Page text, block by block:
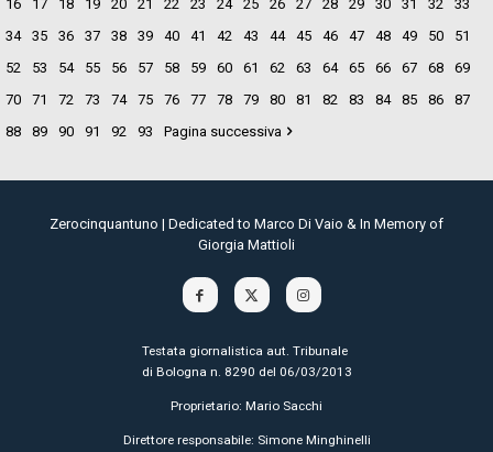
16
17 18 19 20 21 22 23 24 25 26 27 28 29 30 31 32
33
34
35 36 37 38 39 40 41 42 43 44 45 46 47 48 49 50
51
52
53 54 55 56 57 58 59 60 61 62 63 64 65 66 67 68
69
70
71 72 73 74 75 76 77 78 79 80 81 82 83 84 85 86
87
88
89 90 91 92 93 Pagina successiva
Zerocinquantuno | Dedicated to Marco Di Vaio & In Memory of
Giorgia Mattioli
Testata giornalistica aut. Tribunale
di Bologna n. 8290 del 06/03/2013
Proprietario: Mario Sacchi
Direttore responsabile: Simone Minghinelli